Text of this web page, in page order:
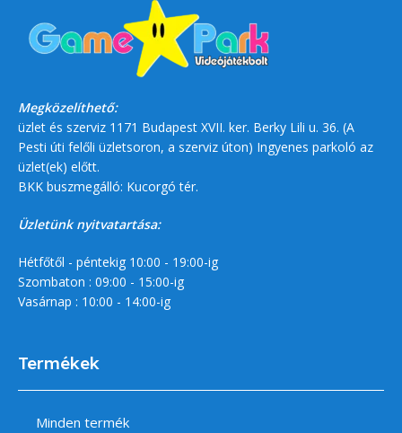
Megközelíthető:
üzlet és szerviz 1171 Budapest XVII. ker. Berky Lili u. 36. (A
Pesti úti felőli üzletsoron, a szerviz úton) Ingyenes parkoló az
üzlet(ek) előtt.
BKK buszmegálló: Kucorgó tér.
Üzletünk nyitvatartása:
Hétfőtől - péntekig 10:00 - 19:00-ig
Szombaton : 09:00 - 15:00-ig
Vasárnap : 10:00 - 14:00-ig
Termékek
Minden termék